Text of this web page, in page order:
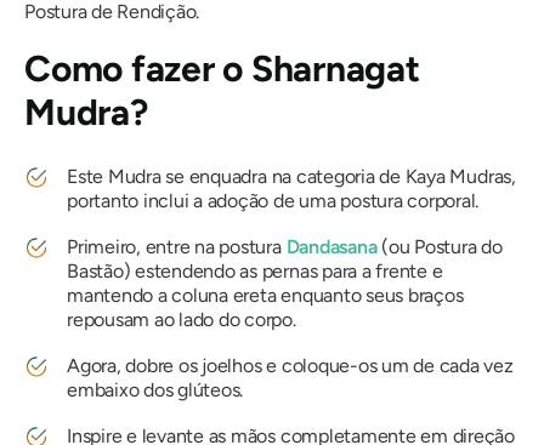
Postura de Rendição.
Como fazero Sharnagat
Mudra?
Este Mudrase enquadra na categoria de Kaya Mudras,
portanto inclui a adoção de uma postura corporal.
Primeiro, entre na postura Dandasana(ou Postura do
Bastão) estendendo as pernas para a frente e
mantendo a coluna ereta enquanto seus braços
repousam ao lado do corpo.
Agora, dobre os joelhos e coloque-os um de cada vez
embaixo dos glúteos.
Inspire e levante as mãos completamente em direção